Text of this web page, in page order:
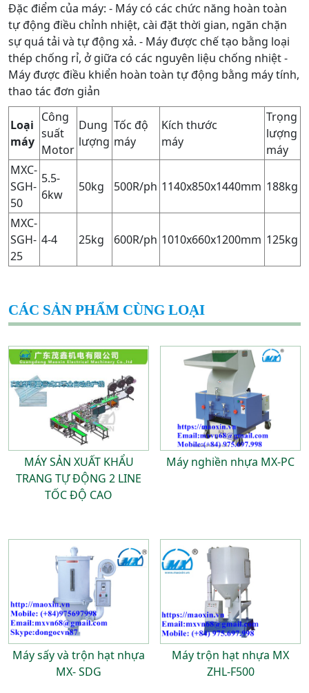
Đặc điểm của máy: - Máy có các chức năng hoàn toàn
tự động điều chỉnh nhiệt, cài đặt thời gian, ngăn chặn
sự quá tải và tự động xả. - Máy được chế tạo bằng loại
thép chống rỉ, ở giữa có các nguyên liệu chống nhiệt -
Máy được điều khiển hoàn toàn tự động bằng máy tính,
thao tác đơn giản
Loại
máy
Công
suất
Motor
Dung
lượng
Tốc độ
máy
Kích thước
máy
Trọng
lượng
máy
MXC-
SGH-
50
5.5-
6kw
50kg 500R/ph 1140x850x1440mm 188kg
MXC-
SGH-
25
4-4 25kg 600R/ph 1010x660x1200mm 125kg
CÁC SẢN PHẨM CÙNG LOẠI
MÁY SẢN XUẤT KHẨU
TRANG TỰ ĐỘNG 2 LINE
TỐC ĐỘ CAO
Máy nghiền nhựa MX-PC
Máy sấy và trộn hạt nhựa
MX- SDG
Máy trộn hạt nhựa MX
ZHL-F500